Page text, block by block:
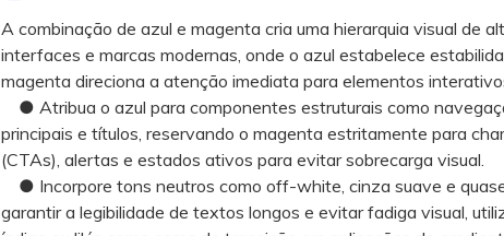
A combinação de azul e magenta cria uma hierarquia visual de
interfaces e marcas modernas, onde o azul estabelece
magenta direciona a atenção imediata para elementos
● Atribua o azul para componentes estruturais como
principais e títulos, reservando o magenta estritamente para
(CTAs), alertas e estados ativos para evitar sobrecarga visual.
● Incorpore tons neutros como off-white, cinza suave e
garantir a legibilidade de textos longos e evitar fadiga visual,